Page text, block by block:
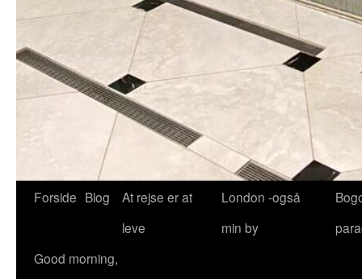
Forside Blog
At rejse er at
leve
London -også
min by
Good morning,